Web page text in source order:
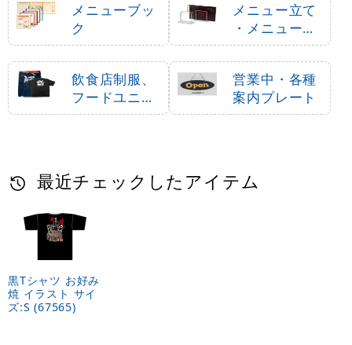
メニューブッ
ク
メニュー立て
・メニュース
タンド
飲食店制服、
フードユニフ
ォーム
営業中・各種
案内プレート
最近チェックしたアイテム
黒Tシャツ お好み
焼 イラスト サイ
ズ:S (67565)